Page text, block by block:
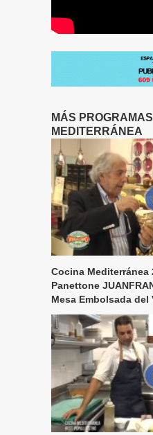
MÁS
MEDITERRÁNEA
Cocina Mediterránea
Panettone
Mesa Embolsada del